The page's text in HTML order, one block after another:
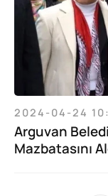
2024-04-24
Arguvan
Mazbatasını